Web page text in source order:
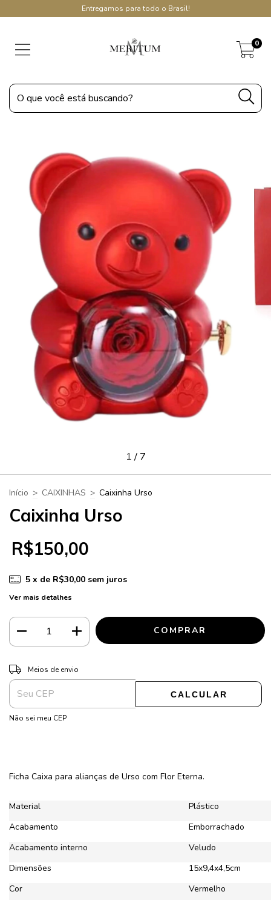
Entregamos para todo o Brasil!
0
1 / 7
Início > CAIXINHAS > Caixinha Urso
Caixinha Urso
R$150,00
5 x de R$30,00 sem juros
Ver mais detalhes
Entregas para o CEP:
Meios de envio
CALCULAR
Não sei meu CEP
Ficha Caixa para alianças de Urso com Flor Eterna.
Material
Plástico
Acabamento
Emborrachado
Acabamento interno
Veludo
Dimensões
15x9,4x4,5cm
Cor
Vermelho